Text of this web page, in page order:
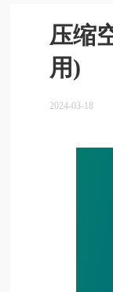
压缩
用)
2024-03-18